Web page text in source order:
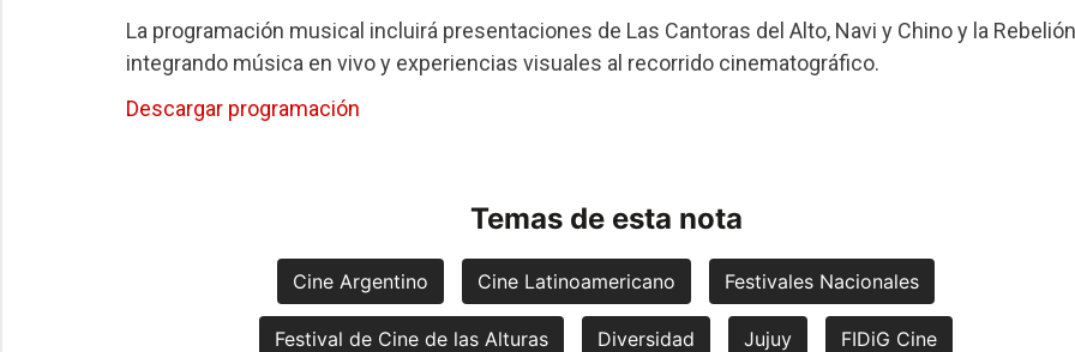
La programación musical incluirá presentaciones de Las Cantoras del Alto, Navi y Chino y la
integrando música en vivo y experiencias visuales al recorrido cinematográfico.
Descargar programación
Temas de esta nota
Cine Argentino Cine Latinoamericano Festivales Nacionales
Festival de Cine de las Alturas Diversidad Jujuy FIDiG Cine